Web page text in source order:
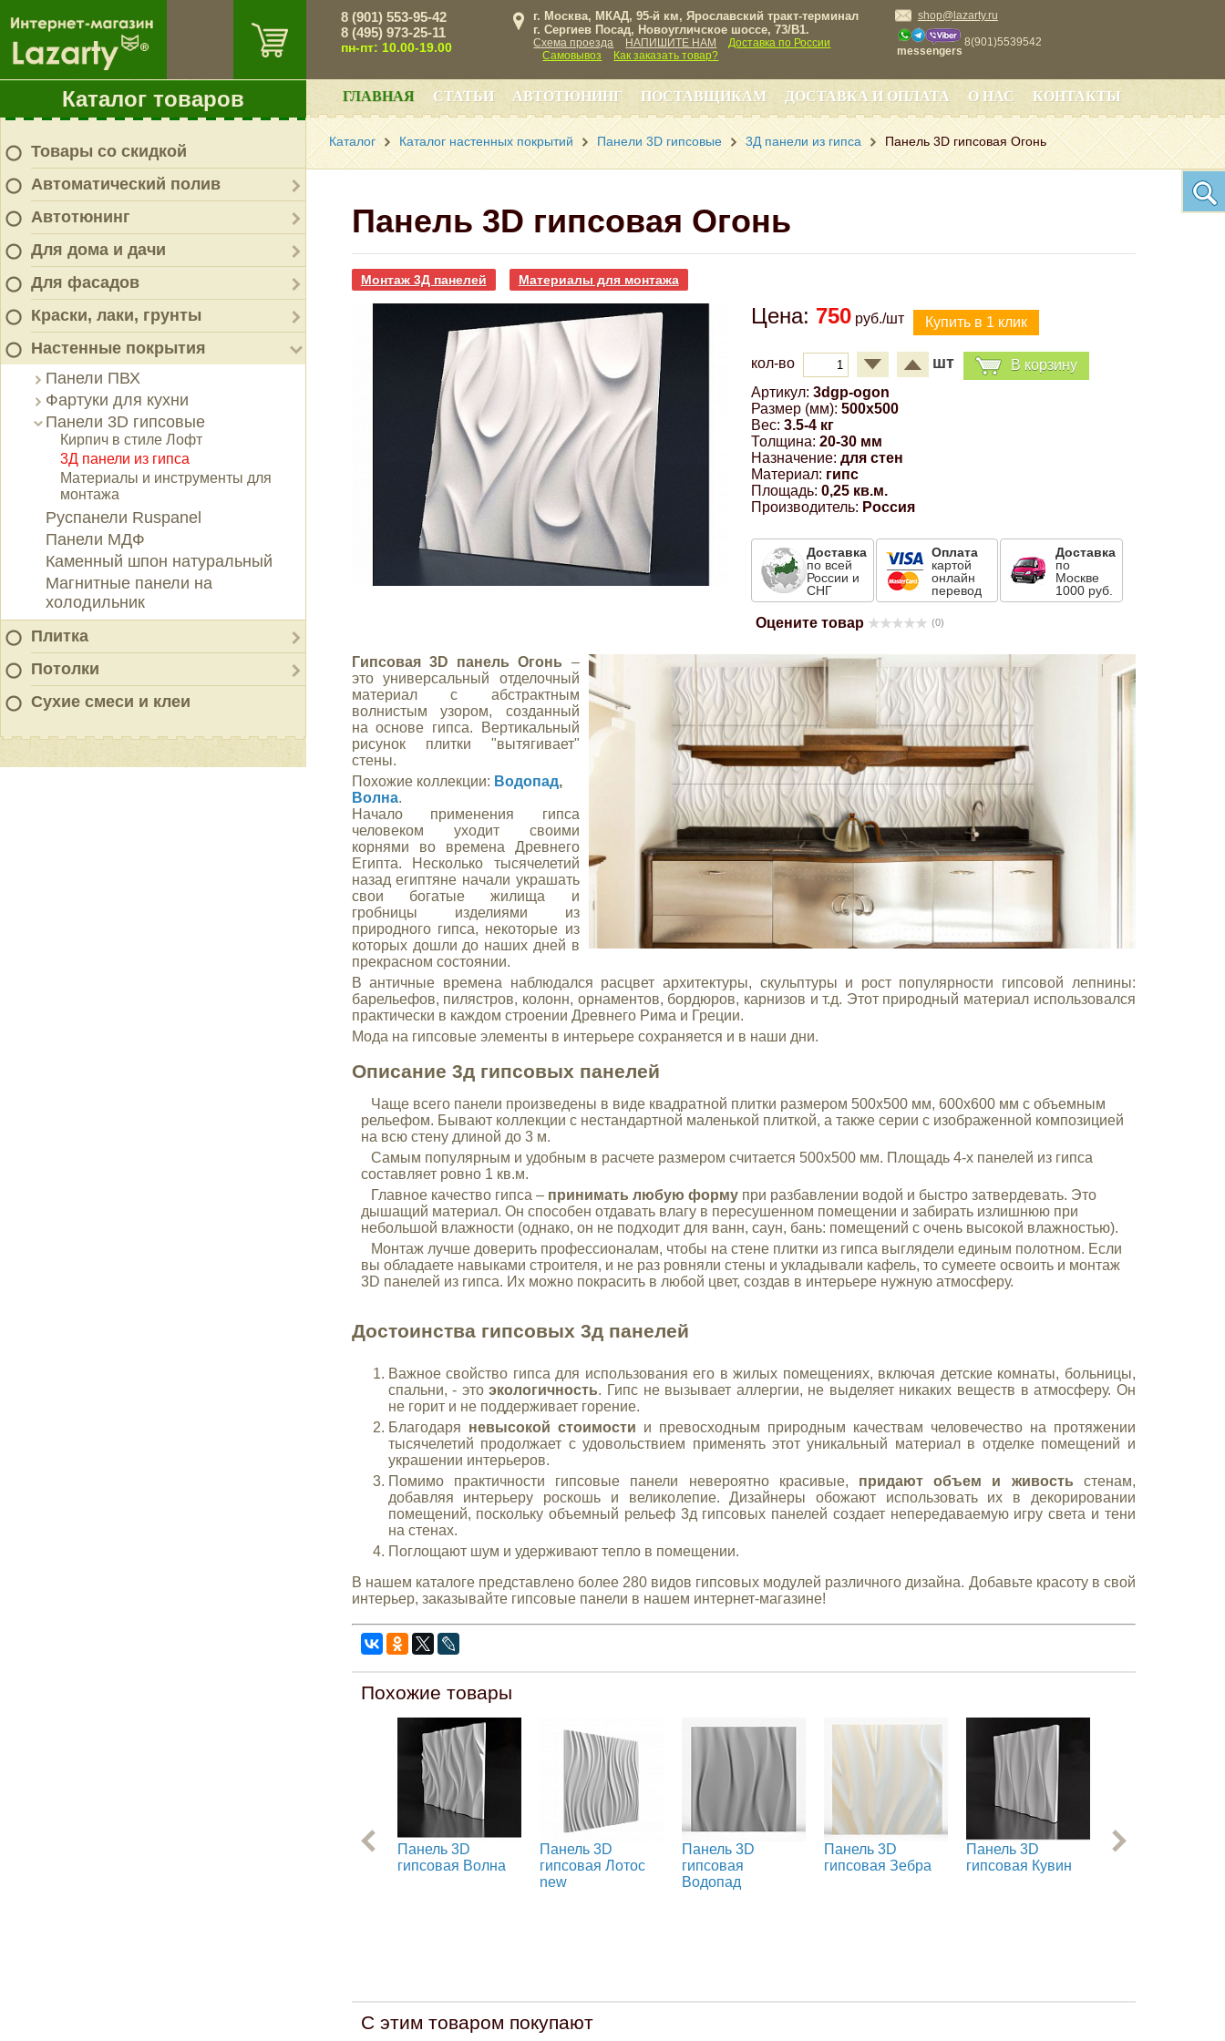
Каталог товаров
Товары со скидкой
Автоматический полив
Автотюнинг
Для дома и дачи
Для фасадов
Краски, лаки, грунты
Настенные покрытия
Панели ПВХ
Фартуки для кухни
Панели 3D гипсовые
Кирпич в стиле Лофт
3Д панели из гипса
Материалы и инструменты для
монтажа
Руспанели Ruspanel
Панели МДФ
Каменный шпон натуральный
Магнитные панели на
холодильник
Плитка
Потолки
Сухие смеси и клеи
8 (901) 553-95-42
8 (495) 973-25-11
пн-пт: 10.00-19.00
г. Москва, МКАД, 95-й км, Ярославский тракт-терминал
г. Сергиев Посад, Новоугличское шоссе, 73/B1.
Схема проезда НАПИШИТЕ НАМ
Доставка по России
Самовывоз
Как заказать товар?
shop@lazarty.ru
messengers
8(901)5539542
ГЛАВНАЯ СТАТЬИ АВТОТЮНИНГ ПОСТАВЩИКАМ ДОСТАВКА И ОПЛАТА О НАС КОНТАКТЫ
Каталог Каталог настенных покрытий Панели 3D гипсовые 3Д панели из гипса Панель 3D гипсовая Огонь
Панель 3D гипсовая Огонь
Монтаж 3Д панелей Материалы для монтажа
Цена: 750 руб./шт
кол-во шт
В корзину
Артикул: 3dgp-ogon
Размер (мм): 500x500
Вес: 3.5-4 кг
Толщина: 20-30 мм
Назначение: для стен
Материал: гипс
Площадь: 0,25 кв.м.
Производитель: Россия
Доставка
по всей
России и
СНГ
Оплата
картой
онлайн
перевод
Доставка
по
Москве
1000 руб.
Оцените товар (0)
Гипсовая 3D панель Огонь –
это универсальный отделочный
материал с абстрактным
волнистым узором, созданный
на основе гипса. Вертикальный
рисунок плитки "вытягивает"
стены.
Похожие коллекции: Водопад,
Волна.
Начало применения гипса
человеком уходит своими
корнями во времена Древнего
Египта. Несколько тысячелетий
назад египтяне начали украшать
свои богатые жилища и
гробницы изделиями из
природного гипса, некоторые из
которых дошли до наших дней в
прекрасном состоянии.
В античные времена наблюдался расцвет архитектуры, скульптуры и рост популярности гипсовой лепнины:
барельефов, пилястров, колонн, орнаментов, бордюров, карнизов и т.д. Этот природный материал использовался
практически в каждом строении Древнего Рима и Греции.
Мода на гипсовые элементы в интерьере сохраняется и в наши дни.
Описание 3д гипсовых панелей
Чаще всего панели произведены в виде квадратной плитки размером 500х500 мм, 600х600 мм с объемным
рельефом. Бывают коллекции с нестандартной маленькой плиткой, а также серии с изображенной композицией
на всю стену длиной до 3 м.
Самым популярным и удобным в расчете размером считается 500х500 мм. Площадь 4-х панелей из гипса
составляет ровно 1 кв.м.
Главное качество гипса – принимать любую формупри разбавлении водой и быстро затвердевать. Это
дышащий материал. Он способен отдавать влагу в пересушенном помещении и забирать излишнюю при
небольшой влажности (однако, он не подходит для ванн, саун, бань: помещений с очень высокой влажностью).
Монтаж лучше доверить профессионалам, чтобы на стене плитки из гипса выглядели единым полотном. Если
вы обладаете навыками строителя, и не раз ровняли стены и укладывали кафель, то сумеете освоить и монтаж
3D панелей из гипса. Их можно покрасить в любой цвет, создав в интерьере нужную атмосферу.
Достоинства гипсовых 3д панелей
Важное свойство гипса для использования его в жилых помещениях, включая детские комнаты, больницы,
спальни, - этоэкологичность. Гипс не вызывает аллергии, не выделяет никаких веществ в атмосферу. Он
не горит и не поддерживает горение.
Благодаря невысокой стоимости и превосходным природным качествам человечество на протяжении
тысячелетий продолжает с удовольствием применять этот уникальный материал в отделке помещений и
украшении интерьеров.
Помимо практичности гипсовые панели невероятно красивые, придают объем и живость стенам,
добавляя интерьеру роскошь и великолепие. Дизайнеры обожают использовать их в декорировании
помещений, поскольку объемный рельеф 3д гипсовых панелей создает непередаваемую игру света и тени
на стенах.
Поглощают шум и удерживают тепло в помещении.
В нашем каталоге представлено более 280 видов гипсовых модулей различного дизайна. Добавьте красоту в свой
интерьер, заказывайте гипсовые панели в нашем интернет-магазине!
Похожие товары
Панель 3D
гипсовая Волна
Панель 3D
гипсовая Лотос
new
Панель 3D
гипсовая
Водопад
Панель 3D
гипсовая Зебра
Панель 3D
гипсовая Кувин
Панель 3D
С этим товаром покупают